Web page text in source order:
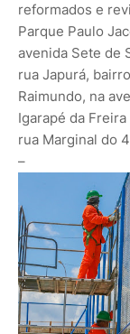
reformados e
Parque Paulo
avenida Sete de
rua Japurá,
Raimundo, na
Igarapé da
rua Marginal do
–